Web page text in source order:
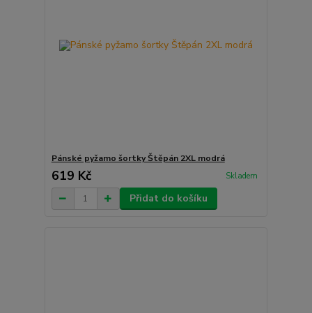
Pánské pyžamo šortky Štěpán 2XL modrá
619 Kč Skladem
Přidat do košíku